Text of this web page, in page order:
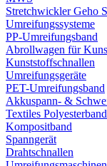
Stretchwickler Geho
Umreifungssysteme
PP-Umreifungsband
Abrollwagen für
Kunststoffschnallen
Umreifungsgeräte
PET-Umreifungsband
Akkuspann- &
Textiles Polyesterband
Kompositband
Spanngerät
Drahtschnallen